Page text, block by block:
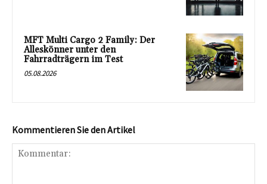
MFT Multi Cargo 2 Family: Der
Alleskönner unter den
Fahrradträgern im Test
05.08.2026
Kommentieren Sie den Artikel